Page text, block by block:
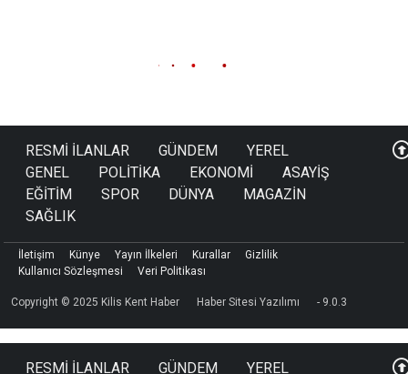
GRUBU YEDEK PARÇA
06-08-2026 00:01
OYUN GRUBU VE OYUN GRUBU YEDEK
PARÇA ALIM İŞİ
OYUN GRUBU VE OYUN GRUBU
YEDEK PARÇA ALIM İŞİ
İŞİmal alımı 4734 sayılı Kamu İhale Kanununun 19 uncu